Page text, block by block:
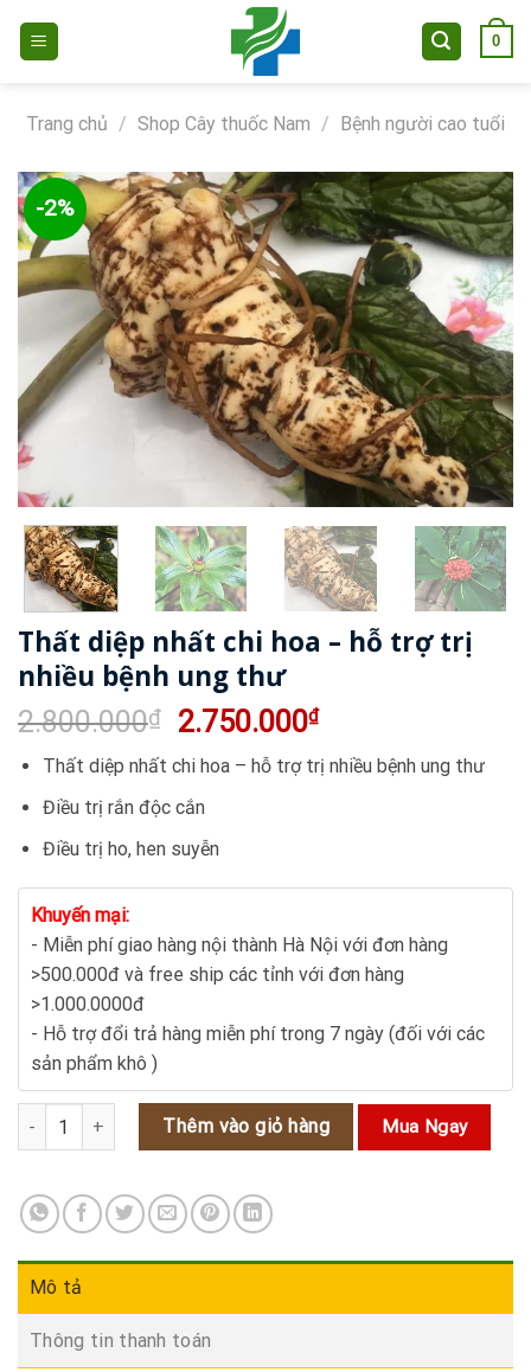
0
Trang chủ / Shop Cây thuốc Nam / Bệnh người cao tuổi
-2%
Thất diệp nhất chi hoa – hỗ trợ trị
nhiều bệnh ung thư
2.800.000₫
Giá
là:
2.800.000₫.
2.750.000₫Giá
hiện
tại
Thất diệp nhất chi hoa – hỗ trợ trị nhiều bệnh ung thư
Điều trị rắn độc cắn
Điều trị ho, hen suyễn
Khuyến mại:
- Miễn phí giao hàng nội thành Hà Nội với đơn hàng
>500.000đ và free ship các tỉnh với đơn hàng
>1.000.0000đ
- Hỗ trợ đổi trả hàng miễn phí trong 7 ngày (đối với các
sản phẩm khô )
Thất diệp nhất chi hoa - hỗ trợ trị nhiều bệnh ung thư số lượng
Thêm vào giỏ hàng Mua Ngay
Mô tả
Thông tin thanh toán